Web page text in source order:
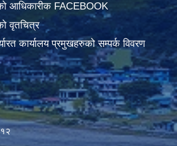
आधिकारीक FACEBOOK
वृतचित्र
कार्यालय प्रमुखहरुको सम्पर्क विवरण